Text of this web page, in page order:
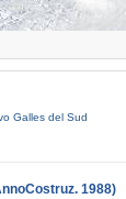
Galles del Sud
1988)